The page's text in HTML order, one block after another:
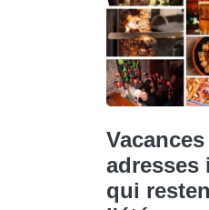
adresses
qui